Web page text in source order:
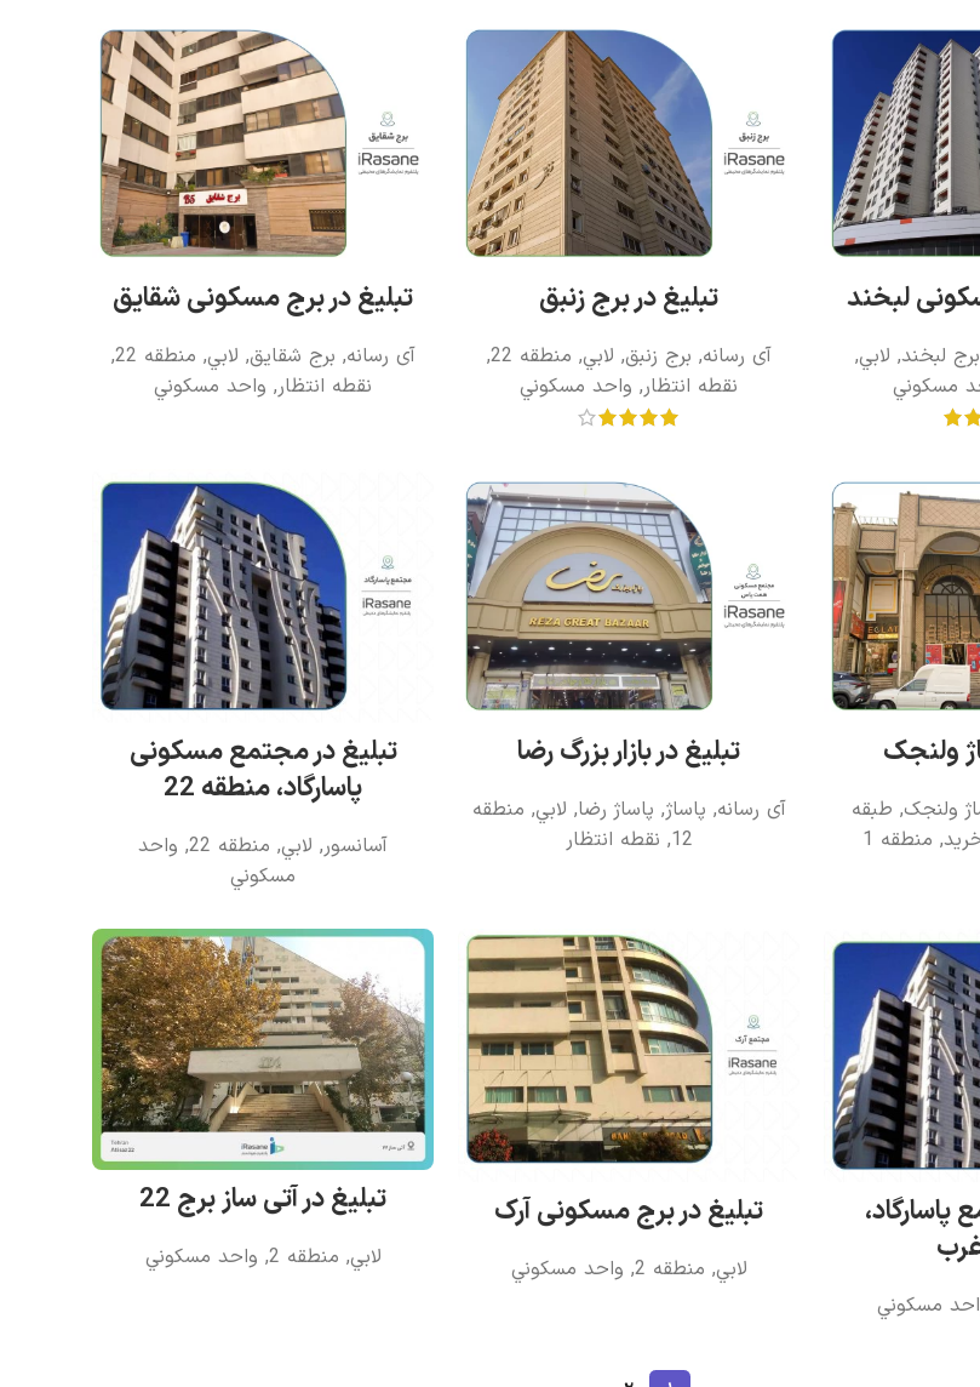
لبخند
برج لبخند, لابي,
مسکوني
تبلیغ در برج زنبق
آی رسانه, برج زنبق, لابي, منطقه 22
,
نقطه انتظار, واحد مسکوني
تبلیغ در برج مسکونی شقایق
آی رسانه, برج شقایق, لابي, منطقه 22
,
نقطه انتظار, واحد مسکوني
ولنجک
ولنجک, طبقه
, منطقه 1
تبلیغ در بازار بزرگ رضا
آی رسانه, پاساژ, پاساژ رضا, لابي, منطقه
12
, نقطه انتظار
تبلیغ در مجتمع مسکونی
پاسارگاد، منطقه 22
آسانسور, لابي, منطقه 22 , واحد
مسکوني
پاسارگاد،
مسکوني
تبلیغ در برج مسکونی آرک
لابي, منطقه 2 , واحد مسکوني
تبلیغ در آتی ساز برج 22
لابي, منطقه 2 , واحد مسکوني